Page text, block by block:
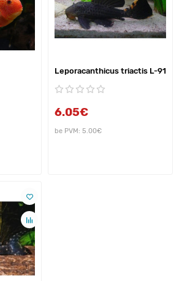
Leporacanthicus triactis L-91
6.05€
be PVM: 5.00€